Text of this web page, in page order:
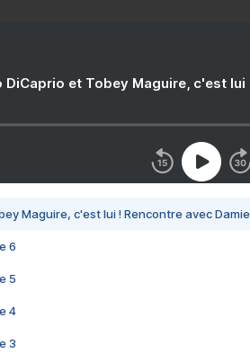
DiCaprio et Tobey Maguire, c'est
Maguire, c'est lui ! Rencontre avec
6
5
4
3